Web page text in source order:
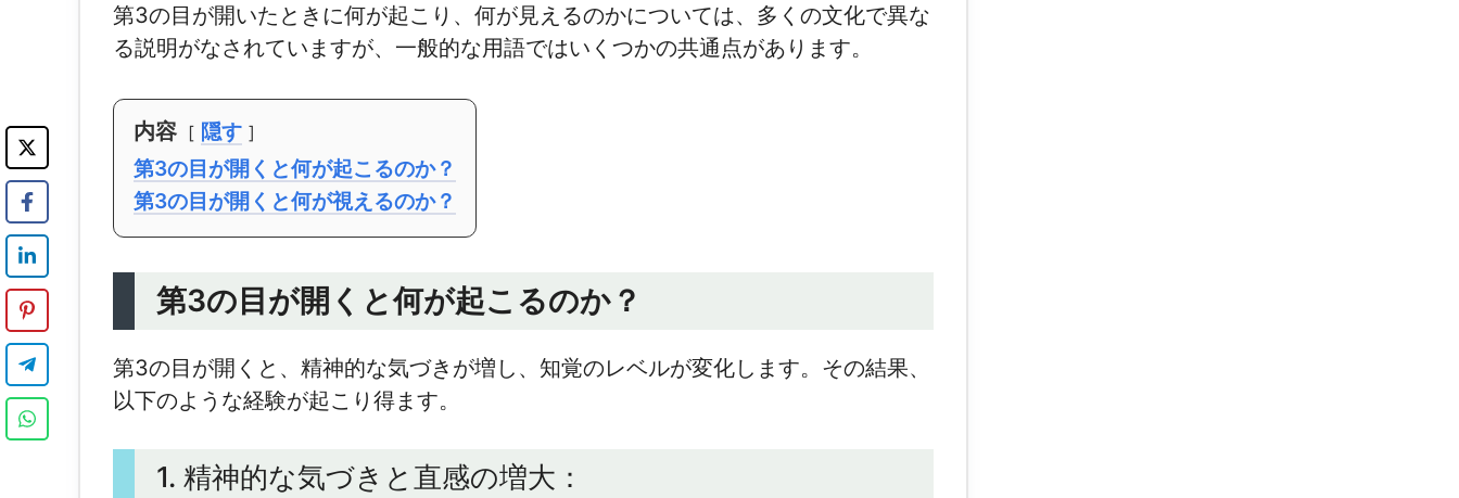
第3の目が開いたときに何が起こり、何が見えるのかについては、多くの文化で異な
る説明がなされていますが、一般的な用語ではいくつかの共通点があります。
内容
隠す
第3の目が開くと何が起こるのか？
第3の目が開くと何が視えるのか？
第3の目が開くと何が起こるのか？
第3の目が開くと、精神的な気づきが増し、知覚のレベルが変化します。その結果、
以下のような経験が起こり得ます。
1. 精神的な気づきと直感の増大：